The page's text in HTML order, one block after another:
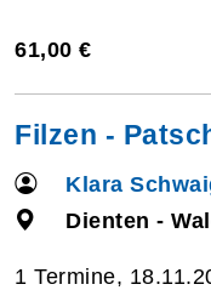
61,00 €
Filzen -
Klara
Dienten -
1 Termine,